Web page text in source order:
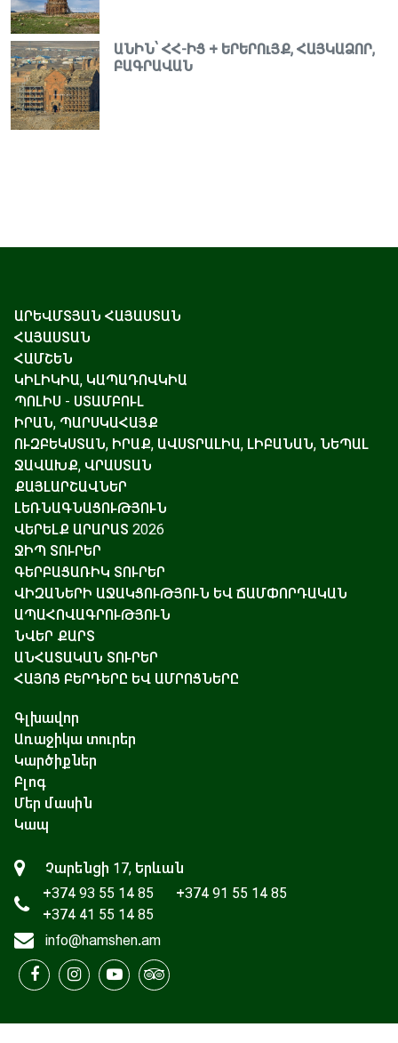
ԱՆԻՆ՝ ՀՀ-ԻՑ + ԵՐԵՐՈւՅՔ, ՀԱՅԿԱՁՈՐ,
ԲԱԳՐԱՎԱՆ
ԱՐԵՎՄՏՅԱՆ ՀԱՅԱՍՏԱՆ
ՀԱՅԱՍՏԱՆ
ՀԱՄՇԵՆ
ԿԻԼԻԿԻԱ, ԿԱՊԱԴՈՎԿԻԱ
ՊՈԼԻՍ - ՍՏԱՄԲՈՒԼ
ԻՐԱՆ, ՊԱՐՍԿԱՀԱՅՔ
ՈՒԶԲԵԿՍՏԱՆ, ԻՐԱՔ, ԱՎՍՏՐԱԼԻԱ, ԼԻԲԱՆԱՆ, ՆԵՊԱԼ
ՋԱՎԱԽՔ, ՎՐԱՍՏԱՆ
ՔԱՅԼԱՐՇԱՎՆԵՐ
ԼԵՌՆԱԳՆԱՑՈՒԹՅՈՒՆ
ՎԵՐԵԼՔ ԱՐԱՐԱՏ 2026
ՋԻՊ ՏՈՒՐԵՐ
ԳԵՐԲԱՑԱՌԻԿ ՏՈՒՐԵՐ
ՎԻԶԱՆԵՐԻ ԱՋԱԿՑՈՒԹՅՈՒՆ ԵՎ ՃԱՄՓՈՐԴԱԿԱՆ
ԱՊԱՀՈՎԱԳՐՈՒԹՅՈՒՆ
ՆՎԵՐ ՔԱՐՏ
ԱՆՀԱՏԱԿԱՆ ՏՈՒՐԵՐ
ՀԱՅՈՑ ԲԵՐԴԵՐԸ ԵՎ ԱՄՐՈՑՆԵՐԸ
Գլխավոր
Առաջիկա տուրեր
Կարծիքներ
Բլոգ
Մեր մասին
Կապ
Չարենցի 17, Երևան
+374 93 55 14 85
+374 91 55 14 85
+374 41 55 14 85
info@hamshen.am